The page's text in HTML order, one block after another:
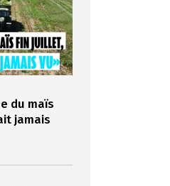
du maïs
jamais